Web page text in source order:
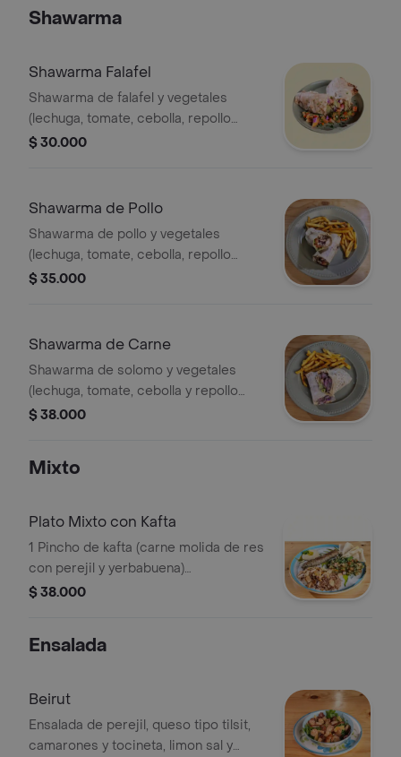
Shawarma
Shawarma Falafel
Shawarma de falafel y vegetales
(lechuga, tomate, cebolla, repollo
morado) acompañado de papas a la
$ 30.000
Shawarma de Pollo
Shawarma de pollo y vegetales
(lechuga, tomate, cebolla, repollo
morado) acompañado de papas a la
$ 35.000
Shawarma de Carne
Shawarma de solomo y vegetales
(lechuga, tomate, cebolla y repollo
morado) acompañado de papas a la
$ 38.000
Mixto
Plato Mixto con Kafta
1 Pincho de kafta (carne molida de res
con perejil y yerbabuena)
acompañado de arroz con almendras,
$ 38.000
Ensalada
Beirut
Ensalada de perejil, queso tipo tilsit,
camarones y tocineta, limon sal y